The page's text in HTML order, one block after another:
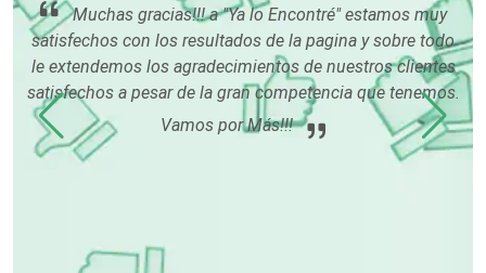
Conferencias Empresariales
Construcciones en General
Contadores
Muchas gracias!!! a "Ya lo Encontré" estamos muy
satisfechos con los resultados de la pagina y sobre todo
le extendemos los agradecimientos de nuestros clientes
satisfechos a pesar de la gran competencia que tenemos.
Vamos por Más!!!